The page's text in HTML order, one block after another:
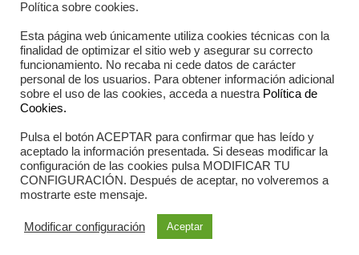
2026 Iberian Sportech © Todos los derechos
reservados.
Política sobre cookies.
Esta página web únicamente utiliza cookies técnicas con la
finalidad de optimizar el sitio web y asegurar su correcto
funcionamiento. No recaba ni cede datos de carácter
personal de los usuarios. Para obtener información adicional
sobre el uso de las cookies, acceda a nuestra Política de
Cookies.
Pulsa el botón ACEPTAR para confirmar que has leído y
aceptado la información presentada. Si deseas modificar la
configuración de las cookies pulsa MODIFICAR TU
CONFIGURACIÓN. Después de aceptar, no volveremos a
mostrarte este mensaje.
Modificar configuración Aceptar